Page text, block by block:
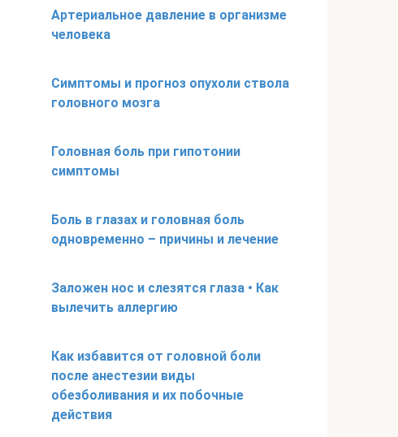
Артериальное давление в организме
человека
Симптомы и прогноз опухоли ствола
головного мозга
Головная боль при гипотонии
симптомы
Боль в глазах и головная боль
одновременно – причины и лечение
Заложен нос и слезятся глаза • Как
вылечить аллергию
Как избавится от головной боли
после анестезии виды
обезболивания и их побочные
действия